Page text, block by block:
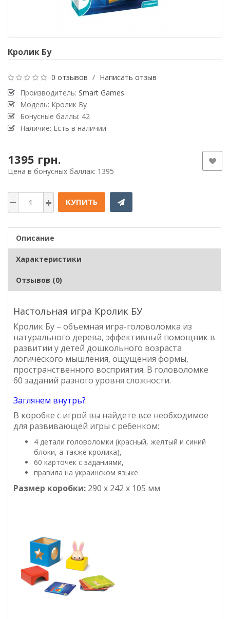
Кролик Бу
0 отзывов / Написать отзыв
Производитель: Smart Games
Модель: Кролик Бу
Бонусные баллы: 42
Наличие: Есть в наличии
1395 грн.
Цена в бонусных баллах: 1395
КУПИТЬ
Описание
Характеристики
Отзывов (0)
Настольная игра Кролик БУ
Кролик Бу – объемная игра-головоломка из
натурального дерева, эффективный помощник в
развитии у детей дошкольного возраста
логического мышления, ощущения формы,
пространственного восприятия. В головоломке
60 заданий разного уровня сложности.
Заглянем внутрь?
В коробке с игрой вы найдете все необходимое
для развивающей игры с ребенком:
4 детали головоломки (красный, желтый и синий
блоки, а также кролика),
60 карточек с заданиями,
правила на украинском языке
Размер коробки: 290 х 242 х 105 мм